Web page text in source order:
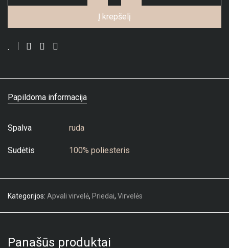
Į krepšelį
Papildoma informacija
Spalva ruda
Sudėtis 100% poliesteris
Kategorijos: Apvali virvelė, Priedai, Virvelės
Panašūs produktai